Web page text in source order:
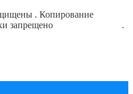
. Копирование
запрещено
.